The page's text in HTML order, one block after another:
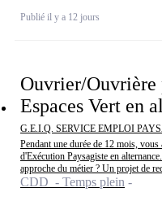
Publié il y a 12 jours
Ouvrier/Ouvrière
Espaces Vert en
G.E.I.Q. SERVICE EMPLOI
Pendant une durée de 12 mois,
d'Exécution Paysagiste en
approche du métier ? Un projet de
CDD - Temps plein